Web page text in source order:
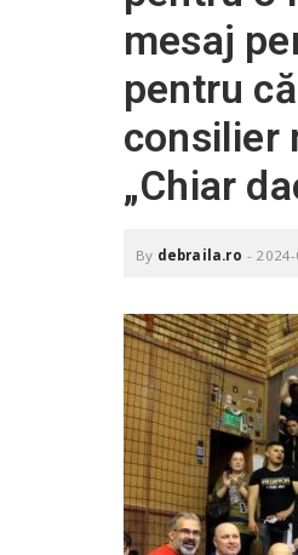
mesaj
pentru
consilier
„Chiar
By debraila.ro -